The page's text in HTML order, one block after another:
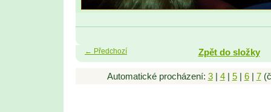
← Předchozí Zpět do složky
Automatické procházení: 3| 4| 5| 6| 7